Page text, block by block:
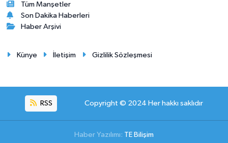
Tüm Manşetler
Son Dakika Haberleri
Haber Arşivi
Künye İletişim Gizlilik Sözleşmesi
RSS Copyright © 2024 Her hakkı saklıdır
Haber Yazılımı: TE Bilişim